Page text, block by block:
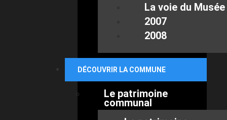
La voie du Musée
2007
2008
DÉCOUVRIR LA COMMUNE
Le patrimoine
communal